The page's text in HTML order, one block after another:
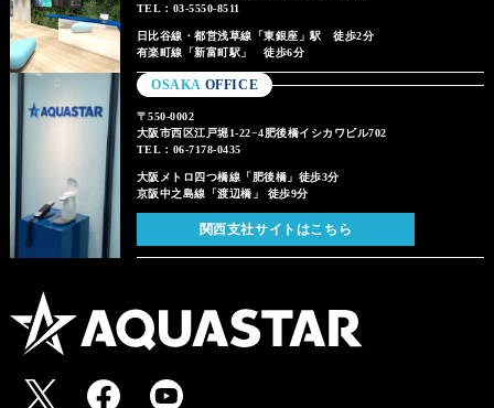
TEL：03-5550-8511
日比谷線・都営浅草線「東銀座」駅 徒歩2分
有楽町線「新富町駅」 徒歩6分
OSAKA OFFICE
〒550-0002
大阪市西区江戸堀1-22−4肥後橋イシカワビル702
TEL：06-7178-0435
大阪メトロ四つ橋線「肥後橋」徒歩3分
京阪中之島線「渡辺橋」 徒歩9分
関西支社サイトはこちら